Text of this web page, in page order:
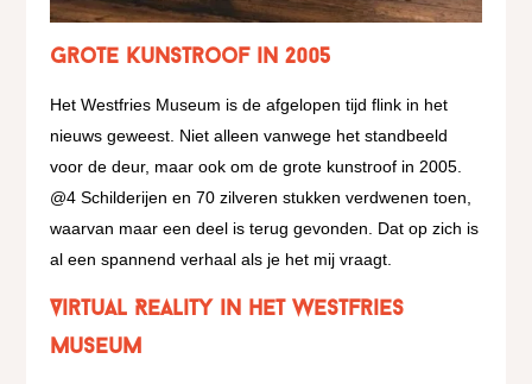
Grote kunstroof in 2005
Het Westfries Museum is de afgelopen tijd flink in het
nieuws geweest. Niet alleen vanwege het standbeeld
voor de deur, maar ook om de grote kunstroof in 2005.
@4 Schilderijen en 70 zilveren stukken verdwenen toen,
waarvan maar een deel is terug gevonden. Dat op zich is
al een spannend verhaal als je het mij vraagt.
Virtual Reality in het Westfries
Museum